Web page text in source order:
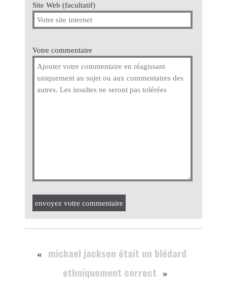
Site Web (facultatif)
Votre commentaire
envoyez votre commentaire
«
michael jackson était un blédard
ethniquement correct
»